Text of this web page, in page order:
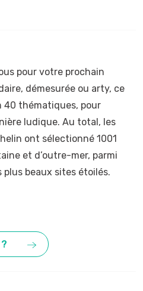
pour votre prochain
démesurée ou arty, ce
40 thématiques, pour
ludique. Au total, les
ont sélectionné 1001
et d’outre-mer, parmi
beaux sites étoilés.